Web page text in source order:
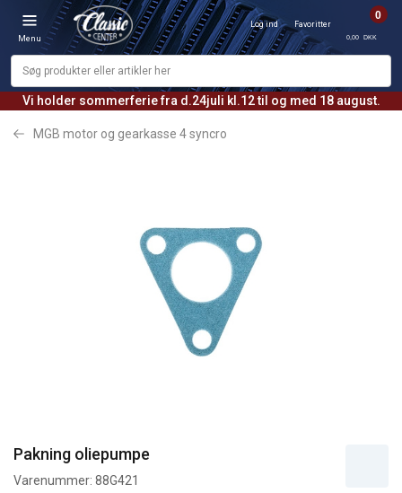
Vi holder sommerferie fra d.24juli kl.12 til og med 18 august.
Menu
Log ind Favoritter
0
0,00 DKK
MGB motor og gearkasse 4 syncro
Pakning oliepumpe
Varenummer: 88G421